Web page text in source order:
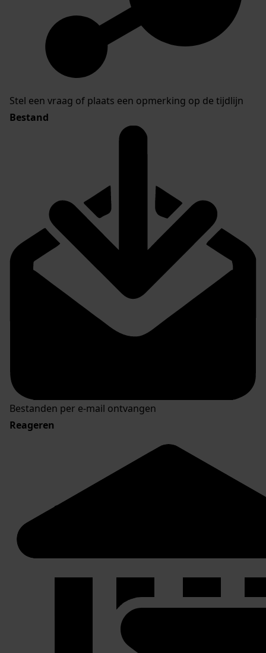
Stel een vraag of plaats een opmerking op de tijdlijn
Bestand
Bestanden per e-mail ontvangen
Reageren